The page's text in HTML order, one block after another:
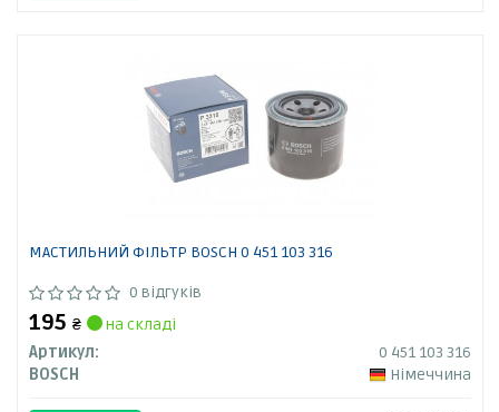
МАСТИЛЬНИЙ ФІЛЬТР BOSCH 0 451 103 316
0 відгуків
195 ₴
на складі
Артикул:
0 451 103 316
BOSCH
Німеччина